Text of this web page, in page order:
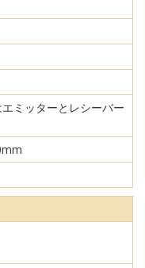
ミッターとレシーバー